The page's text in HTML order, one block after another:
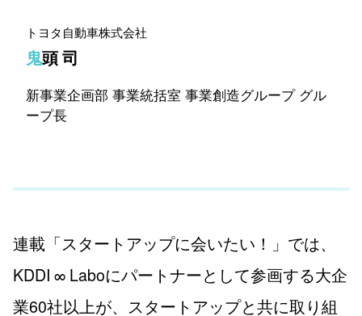
トヨタ自動車株式会社
鬼頭 司
新事業企画部 事業統括室 事業創造グループ グル
ープ長
連載「スタートアップに会いたい！」では、
KDDI ∞ Laboにパートナーとして参画する大企
業60社以上が、スタートアップと共に取り組